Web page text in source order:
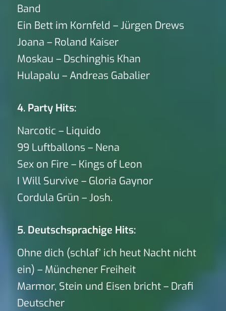
Band
Ein Bett im Kornfeld – Jürgen Drews
Joana – Roland Kaiser
Moskau – Dschinghis Khan
Hulapalu – Andreas Gabalier
4. Party Hits:
Narcotic – Liquido
99 Luftballons – Nena
Sex on Fire – Kings of Leon
I Will Survive – Gloria Gaynor
Cordula Grün – Josh.
5. Deutschsprachige Hits:
Ohne dich (schlaf’ ich heut Nacht nicht
ein) – Münchener Freiheit
Marmor, Stein und Eisen bricht – Drafi
Deutscher